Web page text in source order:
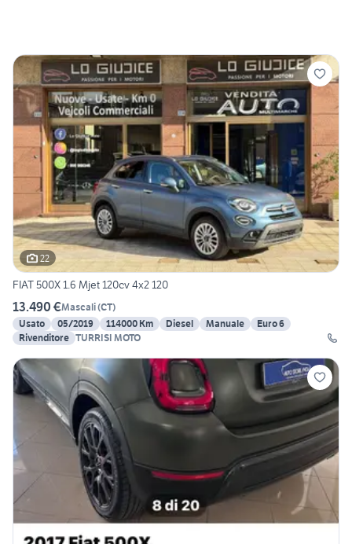
22
FIAT 500X 1.6 Mjet 120cv 4x2 120
13.490 €Mascali(CT)
Usato
05/2019 114000 Km Diesel Manuale
Euro 6
Rivenditore TURRISI MOTO